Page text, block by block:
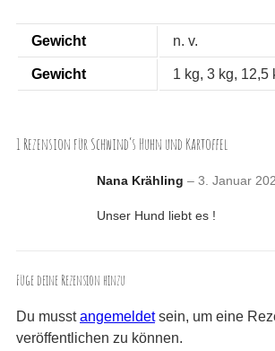
Gewicht n. v.
Gewicht 1 kg, 3 kg, 12,5
1 Rezension für Schwind’s Huhn und Kartoffel
Nana Krähling – 3. Januar
Unser Hund liebt es !
Füge deine Rezension hinzu
Du musstangemeldetsein, um eine
veröffentlichen zu können.